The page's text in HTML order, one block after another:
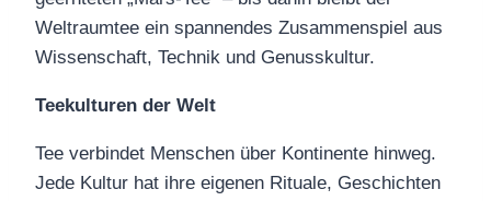
Weltraumtee ein spannendes Zusammenspiel aus
Wissenschaft, Technik und Genusskultur.
Teekulturen der Welt
Tee verbindet Menschen über Kontinente hinweg.
Jede Kultur hat ihre eigenen Rituale, Geschichten